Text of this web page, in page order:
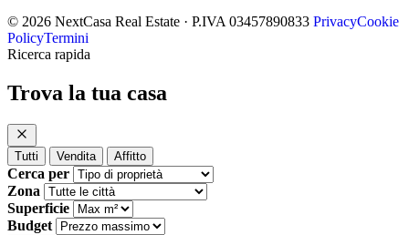
© 2026 NextCasa Real Estate · P.IVA 03457890833 PrivacyCookie
PolicyTermini
Ricerca rapida
Trova la tua casa
Tutti Vendita Affitto
Cerca per
Zona
Superficie
Budget